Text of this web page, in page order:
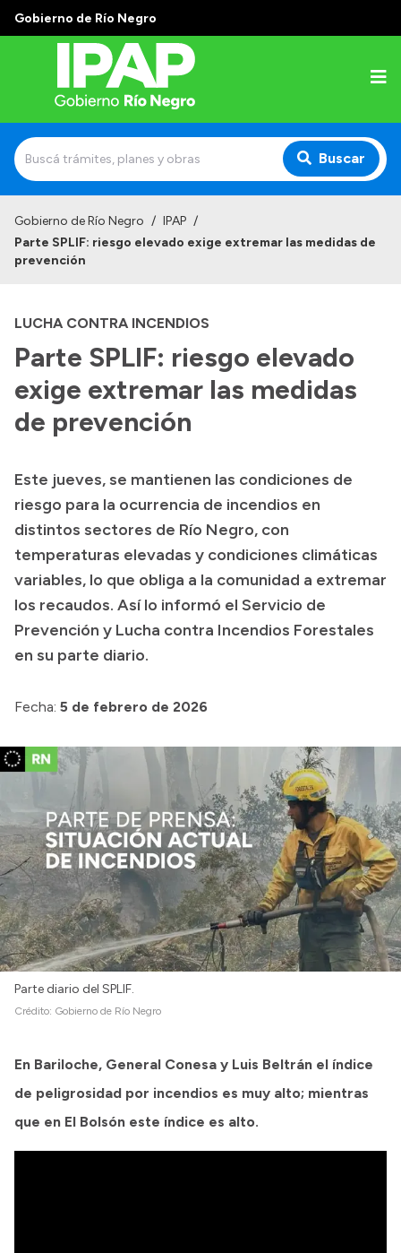
Gobierno de Río Negro
Buscar
Institucional
Autoridades
Alumnos
Docentes y Capacitadores
Delegaciones
Normativa
Accesos directos
SIU GUARANÍ
SECUNDARIO
TECNICATURAS
CAPACITACIONES
Gobierno de Río Negro / IPAP /
Parte SPLIF: riesgo elevado exige extremar las medidas de
prevención
LUCHA CONTRA INCENDIOS
Parte SPLIF: riesgo elevado
exige extremar las medidas
de prevención
Este jueves, se mantienen las condiciones de
riesgo para la ocurrencia de incendios en
distintos sectores de Río Negro, con
temperaturas elevadas y condiciones climáticas
variables, lo que obliga a la comunidad a extremar
los recaudos. Así lo informó el Servicio de
Prevención y Lucha contra Incendios Forestales
en su parte diario.
Fecha: 5 de febrero de 2026
Parte diario del SPLIF.
Crédito: Gobierno de Río Negro
En Bariloche, General Conesa y Luis Beltrán el índice
de peligrosidad por incendios es muy alto; mientras
que en El Bolsón este índice es alto.